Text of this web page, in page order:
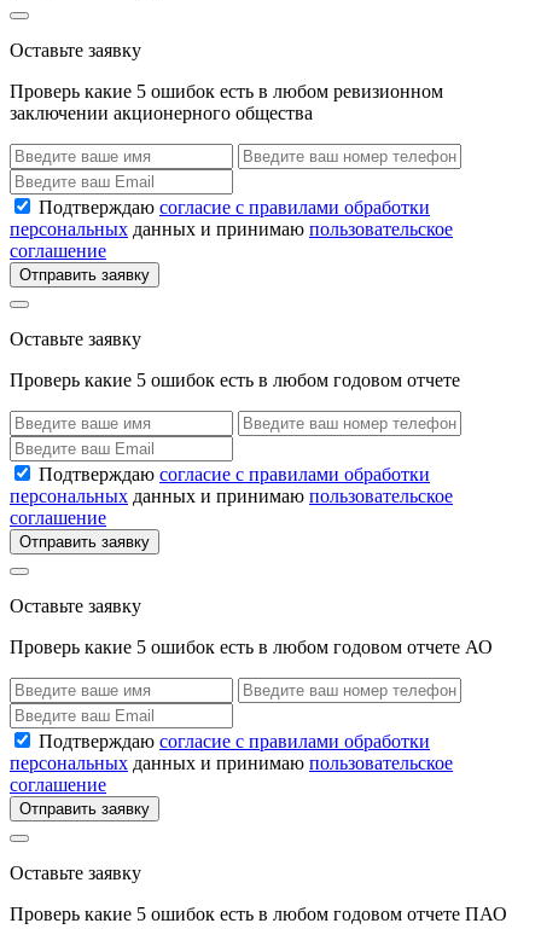
Оставьте заявку
Проверь какие 5 ошибок есть в любом ревизионном
заключении акционерного общества
Подтверждаю согласие с правилами обработки
персональных данных и принимаю пользовательское
соглашение
Отправить заявку
Оставьте заявку
Проверь какие 5 ошибок есть в любом годовом отчете
Подтверждаю согласие с правилами обработки
персональных данных и принимаю пользовательское
соглашение
Отправить заявку
Оставьте заявку
Проверь какие 5 ошибок есть в любом годовом отчете АО
Подтверждаю согласие с правилами обработки
персональных данных и принимаю пользовательское
соглашение
Отправить заявку
Оставьте заявку
Проверь какие 5 ошибок есть в любом годовом отчете ПАО